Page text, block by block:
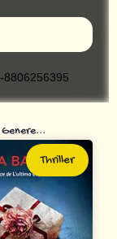
8806256395
Thriller